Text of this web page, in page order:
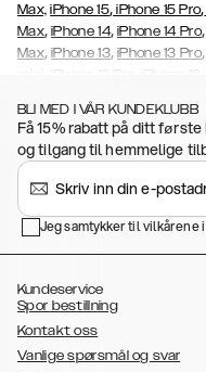
Max, iPhone 15, iPhone 15 Pro,
Max,iPhone 14,iPhone 14 Pro
Max,iPhone 13,iPhone 13 Pro
iPhone 12 Pro iPhone 12
XR ,iPhone X,iPhone SE
iPhone 7 Plus , iPhone 6/6s ,
S26, Galaxy S26+,Galaxy
S25+ ,Galaxy S25 Ultra,
Ultra,
Galaxy S22 Plus,Galaxy
Galaxy S9+,Galaxy S8
BLI MED I VÅR KUNDEKLUBB
Få 15% rabatt på ditt
og tilgang til hemmelige
Jeg samtykker til vilkårene
Kundeservice
Spor bestillning
Kontakt oss
Vanlige spørsmål og svar